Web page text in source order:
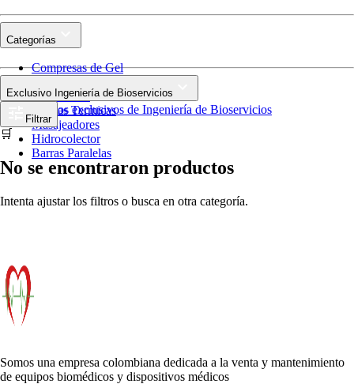
Categorías
Compresas de Gel
Ultrasonido
Mantas Termicas
Masajeadores
Hidrocolector
Barras Paralelas
Exclusivo Ingeniería de Bioservicios
Productos exclusivos de Ingeniería de Bioservicios
Filtrar
🛒
No se encontraron productos
Intenta ajustar los filtros o busca en otra categoría.
Somos una empresa colombiana dedicada a la venta y mantenimiento
de equipos biomédicos y dispositivos médicos